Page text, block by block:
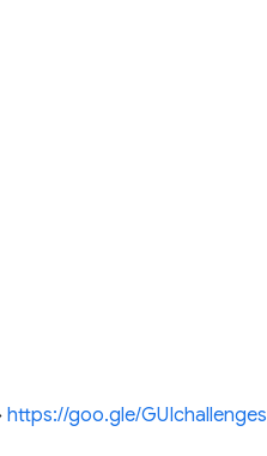
https://goo.gle/GUIchallenges